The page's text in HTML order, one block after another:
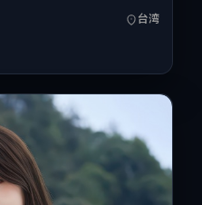
台湾